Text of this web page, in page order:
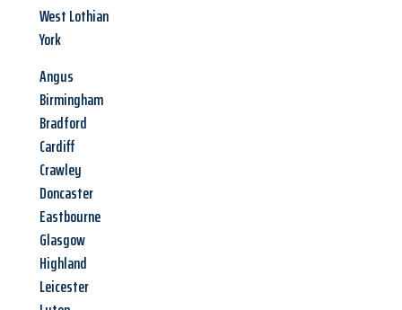
West Lothian
York
Angus
Birmingham
Bradford
Cardiff
Crawley
Doncaster
Eastbourne
Glasgow
Highland
Leicester